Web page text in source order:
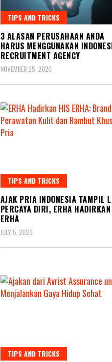
TIPS AND TRICKS
3 ALASAN PERUSAHAAN ANDA
HARUS MENGGUNAKAN
RECRUITMENT AGENCY
NOVEMBER 25, 2020
TIPS AND TRICKS
AJAK PRIA INDONESIA TAMPIL
PERCAYA DIRI, ERHA
ERHA
JULY 5, 2020
TIPS AND TRICKS